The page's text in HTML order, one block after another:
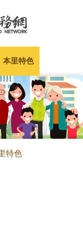
本里特色
特色